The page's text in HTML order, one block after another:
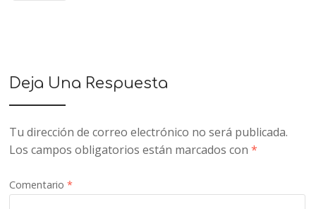
Deja Una Respuesta
Tu dirección de correo electrónico no será publicada.
Los campos obligatorios están marcados con*
Comentario*